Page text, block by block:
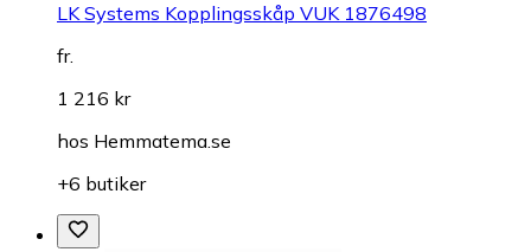
LK Systems Kopplingsskåp VUK 1876498
fr.
1 216 kr
hos Hemmatema.se
+6 butiker